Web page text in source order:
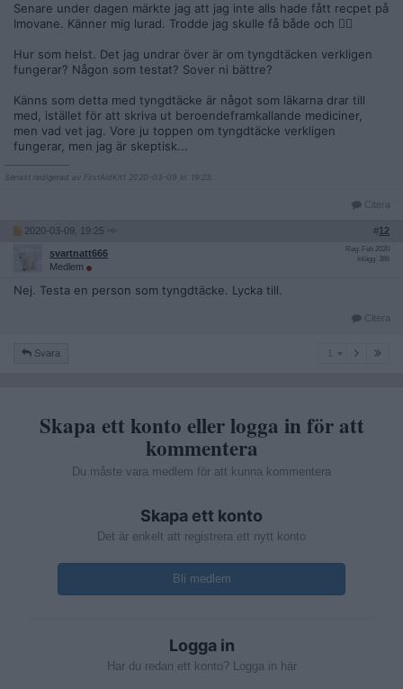
Senare under dagen märkte jag att jag inte alls hade fått recpet på
Imovane. Känner mig lurad. Trodde jag skulle få både och 🤦‍♀️
Hur som helst. Det jag undrar över är om tyngdtäcken verkligen
fungerar? Någon som testat? Sover ni bättre?
Känns som detta med tyngdtäcke är något som läkarna drar till
med, istället för att skriva ut beroendeframkallande mediciner,
men vad vet jag. Vore ju toppen om tyngdtäcke verkligen
fungerar, men jag är skeptisk...
Senast redigerad av FirstAidKit1 2020-03-09 kl. 19:23.
Citera
2020-03-09, 19:25 #12
svartnatt666
Medlem
Reg: Feb 2020
Inlägg: 386
Nej. Testa en person som tyngdtäcke. Lycka till.
Citera
Svara
Skapa ett konto eller logga in för att
kommentera
Du måste vara medlem för att kunna kommentera
Skapa ett konto
Det är enkelt att registrera ett nytt konto
Bli medlem
Logga in
Har du redan ett konto? Logga in här